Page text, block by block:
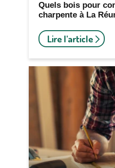
Quels bois pour
charpente à La
Lire l'article